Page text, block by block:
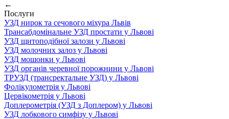
←
Послуги
УЗД нирок та сечового міхура Львів
Трансабдомінальне УЗД простати у Львові
УЗД щитоподібної залози у Львові
УЗД молочних залоз у Львові
УЗД мошонки у Львові
УЗД органів черевної порожнини у Львові
ТРУЗД (трансректальне УЗД) у Львові
Фолікулометрія у Львові
Цервікометрія у Львові
Доплерометрія (УЗД з Доплером) у Львові
УЗД лобкового симфізу у Львові